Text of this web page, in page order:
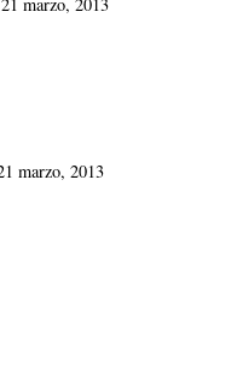
marzo, 2013